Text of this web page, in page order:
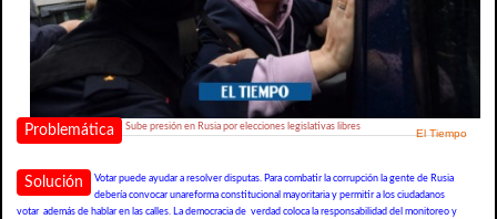
Problemática Sube presión en Rusia por elecciones legislativas libres
El Tiempo
Solución
Votar puede ayudar a resolver disputas. Para combatir la corrupción la gente de Rusia
debería convocar unareforma constitucional mayoritaria y permitir a los ciudadanos
votar además de hablar en las calles. La democracia de verdad coloca la responsabilidad del monitoreo y